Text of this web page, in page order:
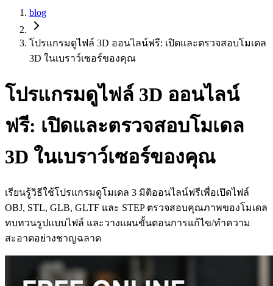
blog
โปรแกรมดูไฟล์ 3D ออนไลน์ฟรี: เปิดและตรวจสอบโมเดล
3D ในเบราว์เซอร์ของคุณ
โปรแกรมดูไฟล์ 3D ออนไลน์
ฟรี: เปิดและตรวจสอบโมเดล
3D ในเบราว์เซอร์ของคุณ
เรียนรู้วิธีใช้โปรแกรมดูโมเดล 3 มิติออนไลน์ฟรีเพื่อเปิดไฟล์
OBJ, STL, GLB, GLTF และ STEP ตรวจสอบคุณภาพของโมเดล
ทบทวนรูปแบบไฟล์ และวางแผนขั้นตอนการแก้ไข/ทำความ
สะอาดอย่างชาญฉลาด